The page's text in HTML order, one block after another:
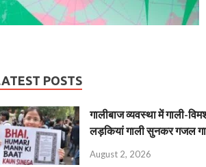
POSTS
गालीबाज व्‍यवस्‍था में गाली-
लड़कियां गाली सुनकर गजल
August 2, 2026